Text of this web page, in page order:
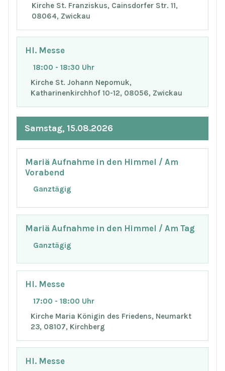
Kirche St. Franziskus, Cainsdorfer Str. 11,
08064, Zwickau
Hl. Messe
18:00 - 18:30 Uhr
Kirche St. Johann Nepomuk,
Katharinenkirchhof 10-12, 08056, Zwickau
Samstag, 15.08.2026
Mariä Aufnahme in den Himmel / Am
Vorabend
Ganztägig
Mariä Aufnahme in den Himmel / Am Tag
Ganztägig
Hl. Messe
17:00 - 18:00 Uhr
Kirche Maria Königin des Friedens, Neumarkt
23, 08107, Kirchberg
Hl. Messe